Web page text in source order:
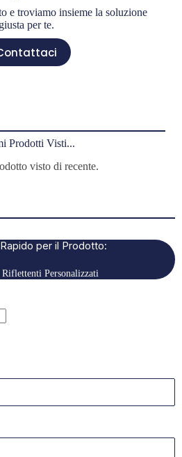
e troviamo insieme la soluzione
giusta per te.
Prodotti Visti...
visto di recente.
per il Prodotto:
Personalizzati